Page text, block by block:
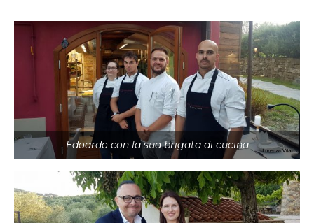
Edoardo con la sua brigata di cucina